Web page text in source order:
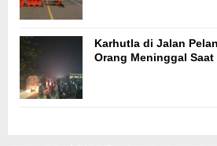
Karhutla di Jalan
Orang Meninggal